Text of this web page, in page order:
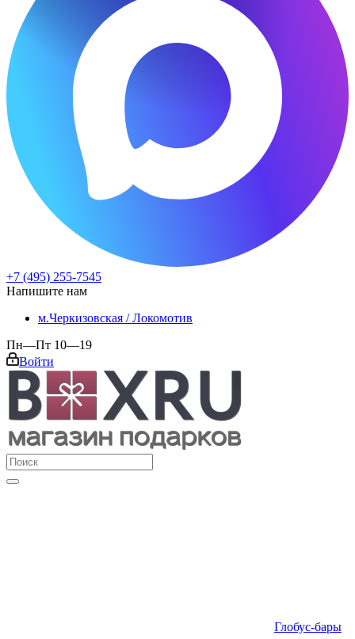
+7 (495) 255-7545
Напишите нам
м.Черкизовская / Локомотив
Пн—Пт 10—19
Войти
Глобус-бары